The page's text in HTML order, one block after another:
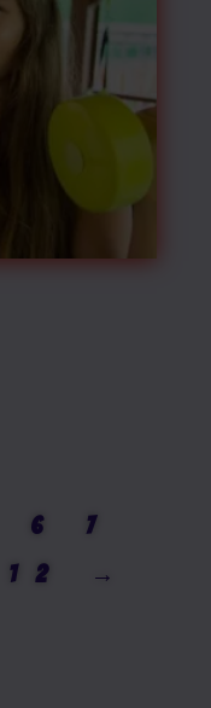
6
7
12 →